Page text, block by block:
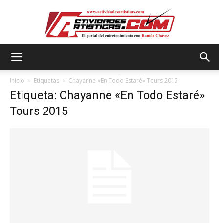
Inicio Etiquetas Chayanne «En Todo Estaré» Tours 2015
Etiqueta: Chayanne «En Todo Estaré»
Tours 2015